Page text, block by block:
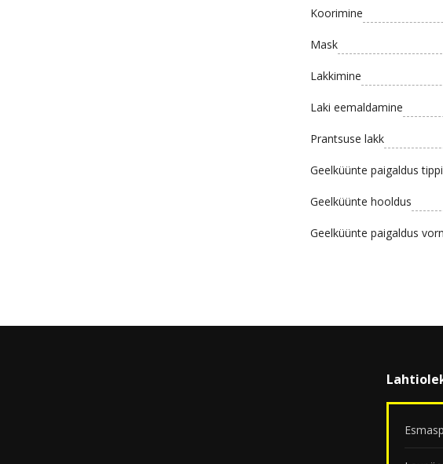
Koorimine
Mask
Lakkimine
Laki eemaldamine
Prantsuse lakk
Geelküünte paigaldus
Geelküünte hooldus
Geelküünte paigaldus